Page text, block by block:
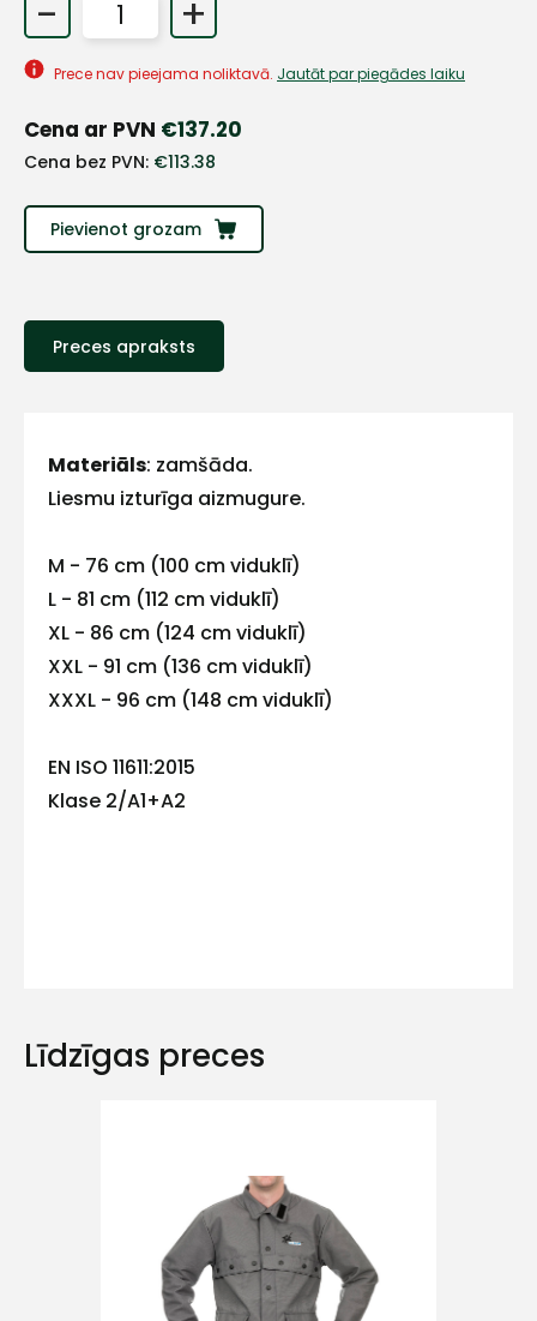
- +
Prece nav pieejama noliktavā. Jautāt par piegādes laiku
Cena ar PVN €137.20
Cena bez PVN: €113.38
Pievienot grozam
Preces apraksts
Materiāls: zamšāda.
Liesmu izturīga aizmugure.
M - 76 cm (100 cm viduklī)
L - 81 cm (112 cm viduklī)
XL - 86 cm (124 cm viduklī)
XXL - 91 cm (136 cm viduklī)
XXXL - 96 cm (148 cm viduklī)
EN ISO 11611:2015
Klase 2/A1+A2
Līdzīgas preces
mums!
Atbildēsim
pēc
iespējas
ātrāk
Vārds
Piekrītu SIA Hards
lietošanas noteikumiem
+